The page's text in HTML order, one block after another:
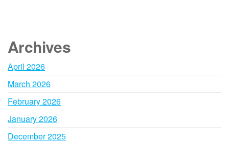
Archives
April 2026
March 2026
February 2026
January 2026
December 2025